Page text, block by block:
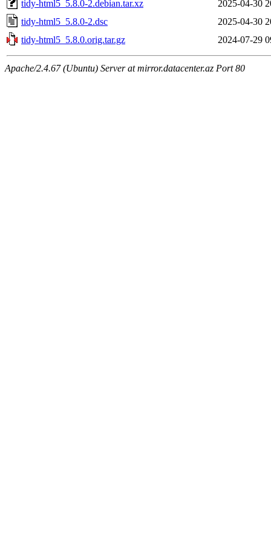
tidy-html5_5.8.0-2.debian.tar.xz
2025-04-30
tidy-html5_5.8.0-2.dsc
2025-04-30
tidy-html5_5.8.0.orig.tar.gz
2024-07-29
Apache/2.4.67 (Ubuntu) Server at mirror.datacenter.az Port 80